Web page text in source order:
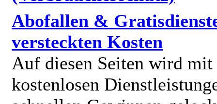
Abofallen &
versteckten Kosten
Auf diesen Seiten wird mit
kostenlosen